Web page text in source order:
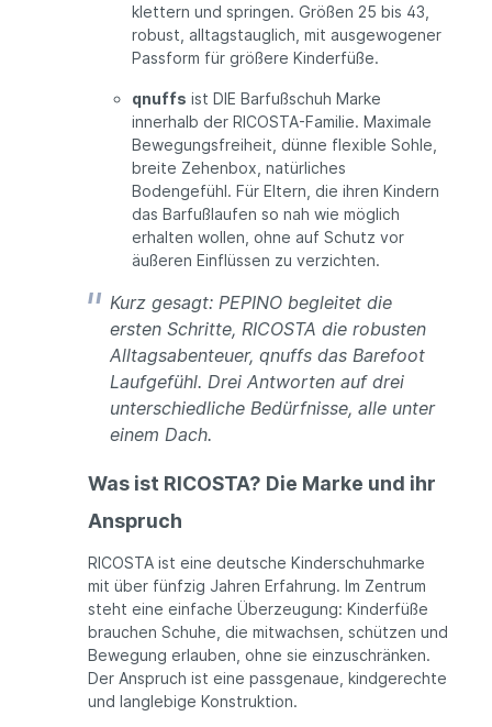
klettern und springen. Größen 25 bis 43,
robust, alltagstauglich, mit ausgewogener
Passform für größere Kinderfüße.
qnuffs ist DIE Barfußschuh Marke
innerhalb der RICOSTA-Familie. Maximale
Bewegungsfreiheit, dünne flexible Sohle,
breite Zehenbox, natürliches
Bodengefühl. Für Eltern, die ihren Kindern
das Barfußlaufen so nah wie möglich
erhalten wollen, ohne auf Schutz vor
äußeren Einflüssen zu verzichten.
Kurz gesagt: PEPINO begleitet die
ersten Schritte, RICOSTA die robusten
Alltagsabenteuer, qnuffs das Barefoot
Laufgefühl. Drei Antworten auf drei
unterschiedliche Bedürfnisse, alle unter
einem Dach.
Was ist RICOSTA? Die Marke und ihr
Anspruch
RICOSTA ist eine deutsche Kinderschuhmarke
mit über fünfzig Jahren Erfahrung. Im Zentrum
steht eine einfache Überzeugung: Kinderfüße
brauchen Schuhe, die mitwachsen, schützen und
Bewegung erlauben, ohne sie einzuschränken.
Der Anspruch ist eine passgenaue, kindgerechte
und langlebige Konstruktion.